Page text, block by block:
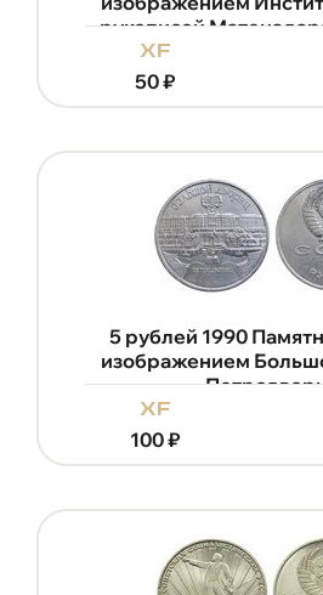
рукописей
xf
50₽
5 рублей 1990
изображением
xf
100₽